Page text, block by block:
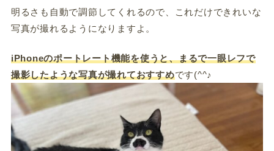
明るさも自動で調節してくれるので、これだけできれいな
写真が撮れるようになりますよ。
iPhoneのポートレート機能を使うと、まるで一眼レフで
撮影したような写真が撮れておすすめです(^^♪